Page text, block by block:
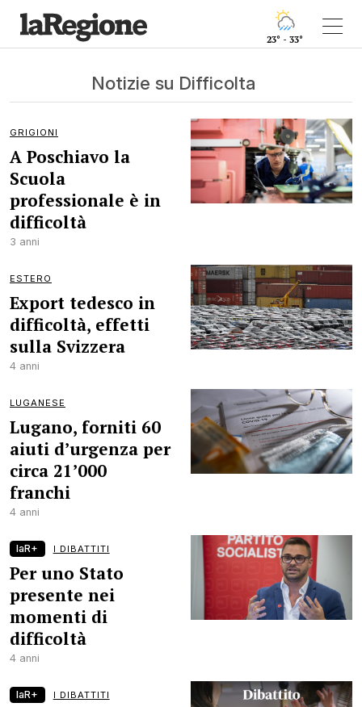
23° - 33°
Notizie su Difficolta
GRIGIONI
A Poschiavo la
Scuola
professionale è in
difficoltà
3 anni
ESTERO
Export tedesco in
difficoltà, effetti
sulla Svizzera
4 anni
LUGANESE
Lugano, forniti 60
aiuti d’urgenza per
circa 21’000
franchi
4 anni
laR+ I DIBATTITI
Per uno Stato
presente nei
momenti di
difficoltà
4 anni
laR+ I DIBATTITI